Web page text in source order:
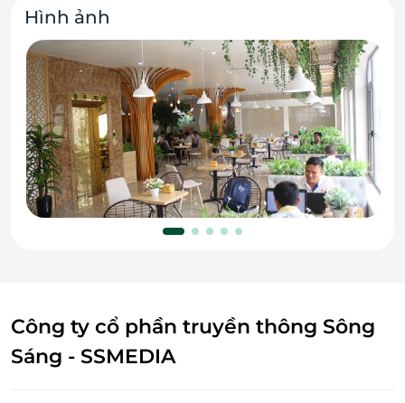
Hình ảnh
Công ty cổ phần truyền thông Sông
Sáng - SSMEDIA